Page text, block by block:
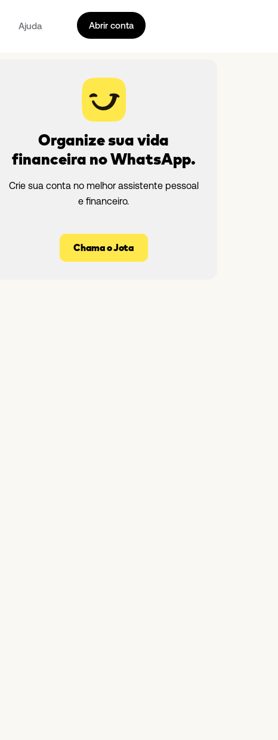
Ajuda Abrir conta
Organize sua vida
financeira no WhatsApp.
Crie sua conta no melhor assistente pessoal
e financeiro.
Chama o Jota